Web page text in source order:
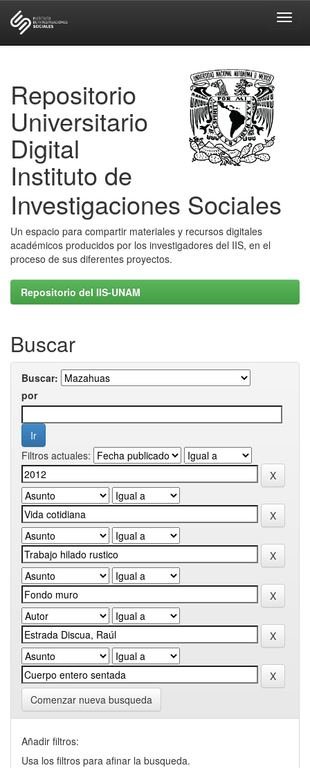
Repositorio
Universitario
Digital
Instituto de
Investigaciones Sociales
Un espacio para compartir materiales y recursos digitales
académicos producidos por los investigadores del IIS, en el
proceso de sus diferentes proyectos.
Repositorio del IIS-UNAM
Buscar
Buscar:
por
Filtros actuales:
Comenzar nueva busqueda
Añadir filtros:
Usa los filtros para afinar la busqueda.